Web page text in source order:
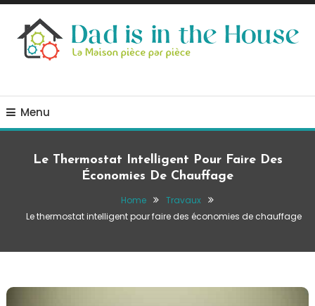
Skip
Content
Menu
Le Thermostat Intelligent Pour Faire Des
Économies De Chauffage
Home
Travaux
Le thermostat intelligent pour faire des économies de chauffage